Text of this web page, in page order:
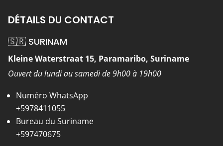
DÉTAILS DU CONTACT
🇸🇷 SURINAM
Kleine Waterstraat 15, Paramaribo, Suriname
Ouvert du lundi au samedi de 9h00 à 19h00
Numéro WhatsApp
+5978411055
Bureau du Suriname
+597470675